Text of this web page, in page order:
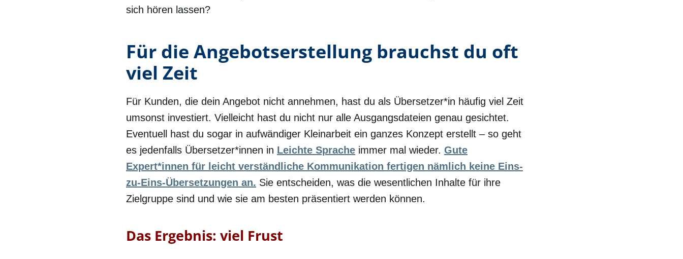
sich hören lassen?
Für die Angebotserstellung brauchst du oft
viel Zeit
Für Kunden, die dein Angebot nicht annehmen, hast du als Übersetzer*in häufig viel Zeit
umsonst investiert. Vielleicht hast du nicht nur alle Ausgangsdateien genau gesichtet.
Eventuell hast du sogar in aufwändiger Kleinarbeit ein ganzes Konzept erstellt – so geht
es jedenfalls Übersetzer*innen in Leichte Sprache immer mal wieder. Gute
Expert*innen für leicht verständliche Kommunikation fertigen nämlich keine Eins-
zu-Eins-Übersetzungen an. Sie entscheiden, was die wesentlichen Inhalte für ihre
Zielgruppe sind und wie sie am besten präsentiert werden können.
Das Ergebnis: viel Frust